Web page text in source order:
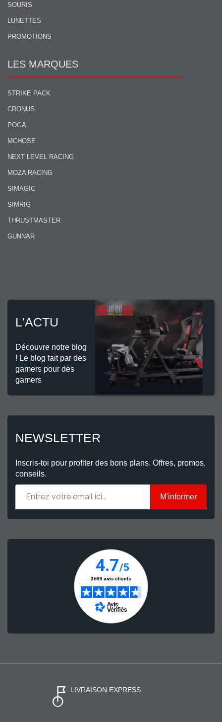
SOURIS
LUNETTES
PROMOTIONS
LES MARQUES
STRIKE PACK
CRONUS
POGA
MCHOSE
NEXT LEVEL RACING
MOZA RACING
SIMAGIC
SIMRIG
THRUSTMASTER
GUNNAR
L'ACTU
Découvre notre blog
! Le blog fait par des
gamers pour des
gamers
NEWSLETTER
Inscris-toi pour profiter des bons plans. Offres, promos,
conseils.
M'informer
LIVRAISON EXPRESS